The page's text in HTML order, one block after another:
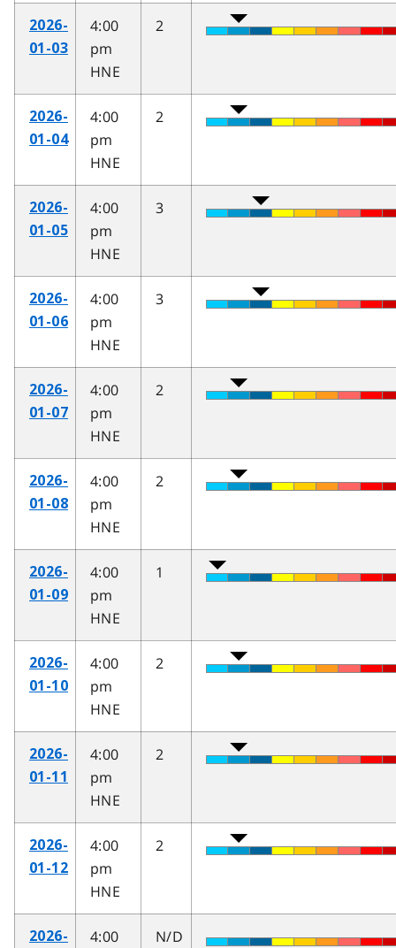
2026-
01-03
4:00
pm
HNE
2
2026-
01-04
4:00
pm
HNE
2
2026-
01-05
4:00
pm
HNE
3
2026-
01-06
4:00
pm
HNE
3
2026-
01-07
4:00
pm
HNE
2
2026-
01-08
4:00
pm
HNE
2
2026-
01-09
4:00
pm
HNE
1
2026-
01-10
4:00
pm
HNE
2
2026-
01-11
4:00
pm
HNE
2
2026-
01-12
4:00
pm
HNE
2
2026-
4:00
N/D